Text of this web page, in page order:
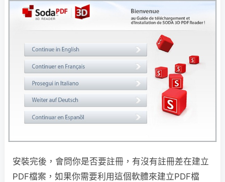
安裝完後，會問你是否要註冊，有沒有註冊差在建立
PDF檔案，如果你需要利用這個軟體來建立PDF檔